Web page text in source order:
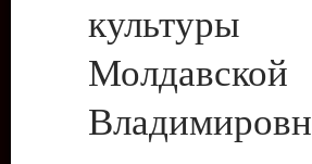
культуры